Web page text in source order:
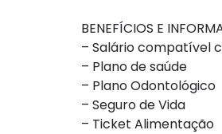
BENEFÍCIOS E
– Salário compatível
– Plano de saúde
– Plano Odontológico
– Seguro de Vida
– Ticket Alimentação